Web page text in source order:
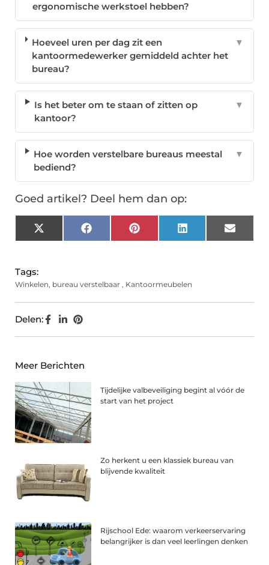
ergonomische werkstoel hebben?
Hoeveel uren per dag zit een
kantoormedewerker gemiddeld achter het
bureau?
▼
Is het beter om te staan of zitten op
kantoor?
▼
Hoe worden verstelbare bureaus meestal
bediend?
▼
Goed artikel? Deel hem dan op:
X
(Twitter)
FacebookPinterest LinkedIn Email
Tags:
Winkelen, bureau verstelbaar , Kantoormeubelen
Delen:
Meer Berichten
Tijdelijke valbeveiliging begint al vóór de
start van het project
Zo herkent u een klassiek bureau van
blijvende kwaliteit
Rijschool Ede: waarom verkeerservaring
belangrijker is dan veel leerlingen denken